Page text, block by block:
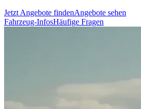
Jetzt Angebote findenAngebote sehen
Fahrzeug-InfosHäufige Fragen